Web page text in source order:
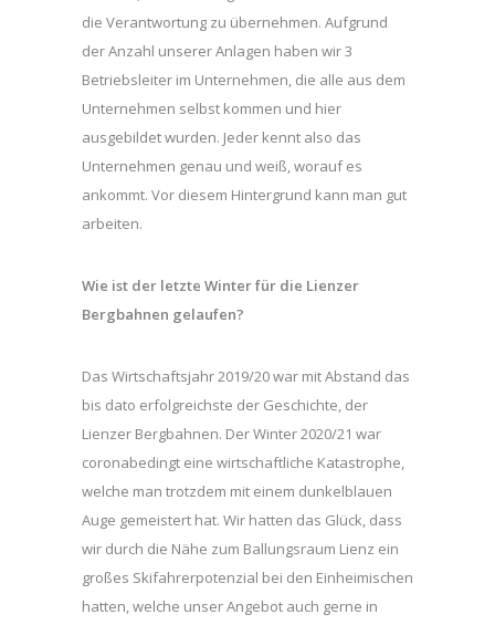
die Verantwortung zu übernehmen. Aufgrund
der Anzahl unserer Anlagen haben wir 3
Betriebsleiter im Unternehmen, die alle aus dem
Unternehmen selbst kommen und hier
ausgebildet wurden. Jeder kennt also das
Unternehmen genau und weiß, worauf es
ankommt. Vor diesem Hintergrund kann man gut
arbeiten.
Wie ist der letzte Winter für die Lienzer
Bergbahnen gelaufen?
Das Wirtschaftsjahr 2019/20 war mit Abstand das
bis dato erfolgreichste der Geschichte, der
Lienzer Bergbahnen. Der Winter 2020/21 war
coronabedingt eine wirtschaftliche Katastrophe,
welche man trotzdem mit einem dunkelblauen
Auge gemeistert hat. Wir hatten das Glück, dass
wir durch die Nähe zum Ballungsraum Lienz ein
großes Skifahrerpotenzial bei den Einheimischen
hatten, welche unser Angebot auch gerne in